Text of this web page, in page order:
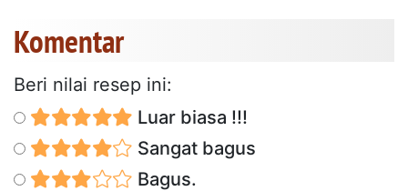
Komentar
Beri nilai resep ini:
Luar biasa !!!
Sangat bagus
Bagus.